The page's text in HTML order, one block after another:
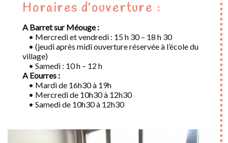
Horaires d’ouverture :
A Barret sur Méouge :
• Mercredi et vendredi : 15 h 30 – 18 h 30
• (jeudi après midi ouverture réservée à l’école du
village)
• Samedi : 10 h – 12 h
A Eourres :
• Mardi de 16h30 à 19h
• Mercredi de 10h30 à 12h30
• Samedi de 10h30 à 12h30